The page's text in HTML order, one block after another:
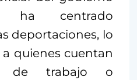
ha centrado
deportaciones, lo
quienes cuentan
de trabajo o